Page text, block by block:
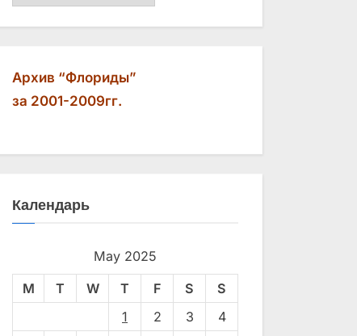
Архив “Флориды”
за 2001-2009гг.
Календарь
May 2025
M T W T F S
S
1
2 3 4